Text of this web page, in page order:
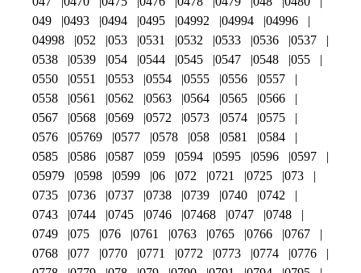
049
0493 0494 0495 04992 04994
04996
04998
052 053 0531 0532 0533 0536
0537
0538
0539 054 0544 0545 0547 0548
055
0550
0551 0553 0554 0555 0556
0557
0558
0561 0562 0563 0564 0565
0566
0567
0568 0569 0572 0573 0574
0575
0576
05769 0577 0578 058 0581
0584
0585
0586 0587 059 0594 0595 0596
0597
05979
0598 0599 06 072 0721 0725
073
0735
0736 0737 0738 0739 0740
0742
0743
0744 0745 0746 07468 0747
0748
0749
075 076 0761 0763 0765 0766
0767
0768
077 0770 0771 0772 0773 0774
0776